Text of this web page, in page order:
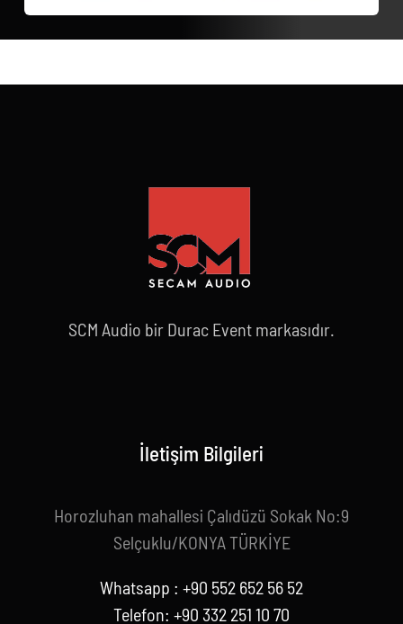
SCM Audio bir Durac Event markasıdır.
İletişim Bilgileri
Horozluhan mahallesi Çalıdüzü Sokak No:9
Selçuklu/KONYA TÜRKİYE
Whatsapp : +90 552 652 56 52
Telefon: +90 332 251 10 70